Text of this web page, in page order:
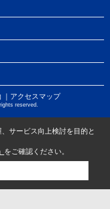
｜アクセスマップ
reserved.
サービス向上検討を目的と
をご確認ください。